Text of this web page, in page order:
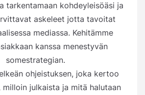
tarkentamaan kohdeyleisöäsi ja
askeleet jotta tavoitat
mediassa. Kehitämme
kanssa menestyvän
somestrategian.
ohjeistuksen, joka kertoo
milloin julkaista ja mitä halutaan